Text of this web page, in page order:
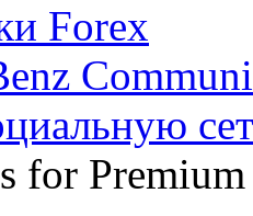
Forex
for